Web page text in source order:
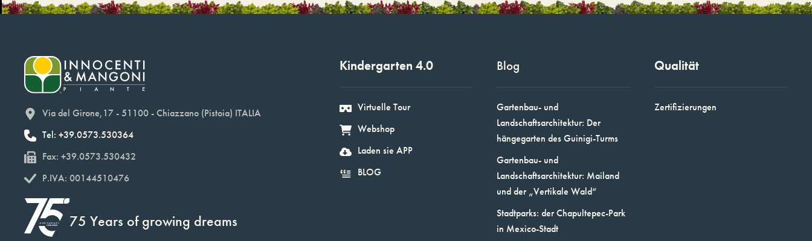
Via del Girone,17 - 51100 - Chiazzano (Pistoia) ITALIA
Tel: +39.0573.530364
Fax: +39.0573.530432
P.IVA: 00144510476
75 Years of growing dreams
Kindergarten 4.0
Virtuelle Tour
Webshop
Laden sie APP
BLOG
Blog
Gartenbau- und
Landschaftsarchitektur: Der
hängegarten des Guinigi-Turms
Gartenbau- und
Landschaftsarchitektur: Mailand
und der „Vertikale Wald“
Stadtparks: der Chapultepec-Park
in Mexico-Stadt
Qualität
Zertifizierungen